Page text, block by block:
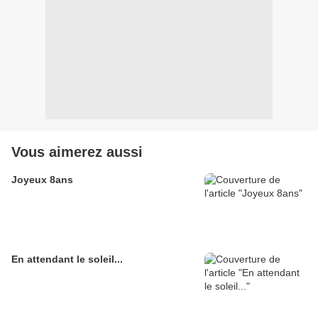
Vous aimerez aussi
Joyeux 8ans
En attendant le soleil...